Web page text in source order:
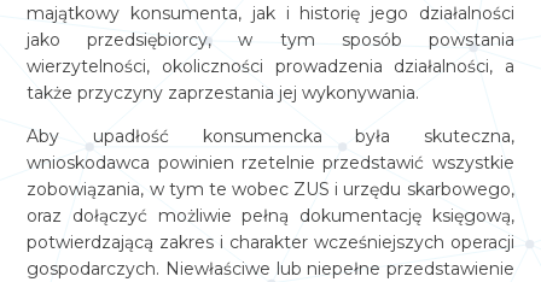
majątkowy konsumenta, jak i historię jego działalności
jako przedsiębiorcy, w tym sposób powstania
wierzytelności, okoliczności prowadzenia działalności, a
także przyczyny zaprzestania jej wykonywania.
Aby upadłość konsumencka była skuteczna,
wnioskodawca powinien rzetelnie przedstawić wszystkie
zobowiązania, w tym te wobec ZUS i urzędu skarbowego,
oraz dołączyć możliwie pełną dokumentację księgową,
potwierdzającą zakres i charakter wcześniejszych operacji
gospodarczych. Niewłaściwe lub niepełne przedstawienie